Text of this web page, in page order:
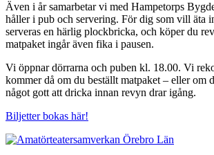
Även i år samarbetar vi med Hampetorps
håller i pub och servering. För dig som vill äta
serveras en härlig plockbricka, och köper du
matpaket ingår även fika i pausen.
Vi öppnar dörrarna och puben kl. 18.00. Vi
kommer då om du beställt matpaket – eller om
något gott att dricka innan revyn drar igång.
Biljetter bokas här!